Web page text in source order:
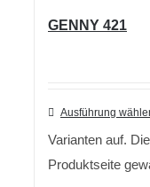
GENNY 421
Ausführung
Varianten auf.
Produktseite